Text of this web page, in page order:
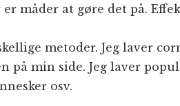
måder at gøre det på.
metoder. Jeg laver
på min side. Jeg laver
osv.